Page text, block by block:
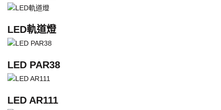
LED軌道燈
LED PAR38
LED AR111